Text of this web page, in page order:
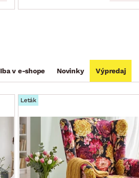
Iba v e-shope Novinky Výpredaj
Leták